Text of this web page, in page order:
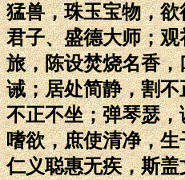
猛兽，珠玉宝物，欲
君子、盛德大师；
旅，陈设焚烧名香
诫；居处简静，割
不正不坐；弹琴瑟
嗜欲，庶使清净，
仁义聪惠无疾，斯盖